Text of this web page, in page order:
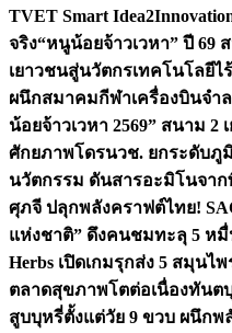
TVET Smart
จริง“หนูน้อยจ้าวเวหา” ปี 69
เยาวชนสู่นวัตกรเทคโนโลยี
ผนึกสมาคมกีฬาเครื่องบินจำ
น้อยจ้าวเวหา 2569” สนาม 2
ศักยภาพโดรนวช. ยกระดับภู
นวัตกรรม ดันสารอะมิโนจา
ศุภจี ปลุกพลังคราฟต์ไทย!
แห่งชาติ” ดึงคนชมทะลุ 5 หมื่
Herbs เปิดเกมรุกส่ง 5 สมุนไ
ตลาดสุขภาพโตต่อเนื่องทันต
สูบบุหรี่ตั้งแต่วัย 9 ขวบ ผนึกพ